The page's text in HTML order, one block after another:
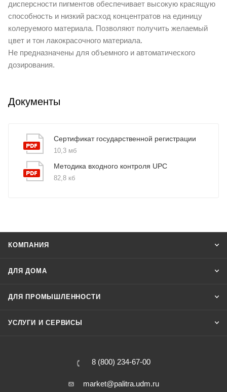
дисперсности пигментов обеспечивает высокую красящую
способность и низкий расход концентратов на единицу
колеруемого материала. Позволяют получить желаемый
цвет и тон лакокрасочного материала.
Не предназначены для объемного и автоматического
дозирования.
Документы
Сертификат государственной регистрации
10,3 мб
Методика входного контроля UPC
82,8 кб
КОМПАНИЯ
ДЛЯ ДОМА
ДЛЯ ПРОМЫШЛЕННОСТИ
УСЛУГИ И СЕРВИСЫ
8 (800) 234-67-00
market@palitra.udm.ru